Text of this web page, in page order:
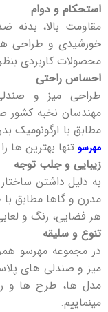
استحکام و دوام
مقاومت بالا، بدنه
خورشیدی و طراحی
محصولات کاربردی
احساس راحتی
طراحی میز و
مهندسان نخبه کشور
مطابق با ارگونومیک
مهرسو تنها بهترین ها
زیبایی و جلب توجه
به دلیل داشتن
مدرن و گاها مطابق
هر فضایی، رنگ و
تنوع و سلیقه
در مجموعه مهرسو
میز و صندلی های
مدل ها، طرح ها و
مینماییم.